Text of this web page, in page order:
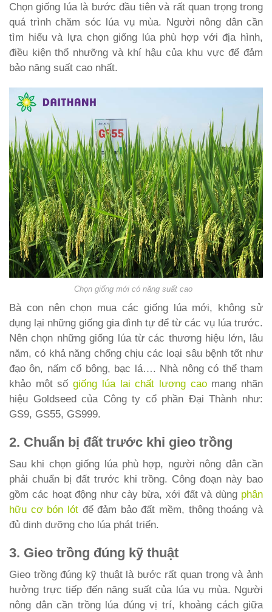
Chọn giống lúa là bước đầu tiên và rất quan trọng trong
quá trình chăm sóc lúa vụ mùa. Người nông dân cần
tìm hiểu và lựa chọn giống lúa phù hợp với địa hình,
điều kiện thổ nhưỡng và khí hậu của khu vực để đảm
bảo năng suất cao nhất.
Chọn giống mới có năng suất cao
Bà con nên chọn mua các giống lúa mới, không sử
dụng lại những giống gia đình tự để từ các vụ lúa trước.
Nên chọn những giống lúa từ các thương hiệu lớn, lâu
năm, có khả năng chống chịu các loại sâu bệnh tốt như
đạo ôn, nấm cổ bông, bạc lá…. Nhà nông có thể tham
khảo một sốgiống lúa lai chất lượng caomang nhãn
hiệu Goldseed của Công ty cổ phần Đại Thành như:
GS9, GS55, GS999.
2. Chuẩn bị đất trước khi gieo trồng
Sau khi chọn giống lúa phù hợp, người nông dân cần
phải chuẩn bị đất trước khi trồng. Công đoạn này bao
gồm các hoạt động như cày bừa, xới đất và dùng phân
hữu cơ bón lótđể đảm bảo đất mềm, thông thoáng và
đủ dinh dưỡng cho lúa phát triển.
3. Gieo trồng đúng kỹ thuật
Gieo trồng đúng kỹ thuật là bước rất quan trọng và ảnh
hưởng trực tiếp đến năng suất của lúa vụ mùa. Người
nông dân cần trồng lúa đúng vị trí, khoảng cách giữa